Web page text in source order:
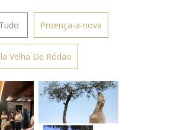
Proença-a-nova
Velha De Ródão